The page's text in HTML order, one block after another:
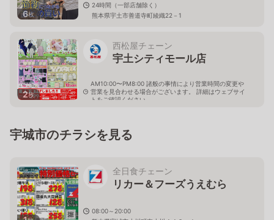
6枚
24時間（一部店舗除く）
熊本県宇土市善道寺町綾織22－1
2枚
西松屋チェーン
宇土シティモール店
AM10:00〜PM8:00 諸般の事情により営業時間の変更や
営業を見合わせる場合がございます。 詳細はウェブサイ
トをご確認ください。
宇城市のチラシを見る
全日食チェーン
リカー＆フーズうえむら
08:00～20:00